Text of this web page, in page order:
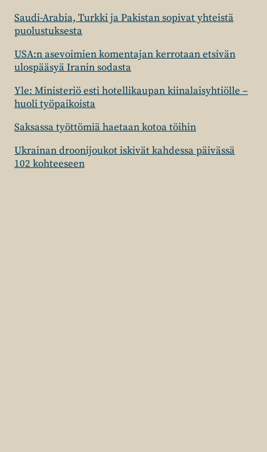
Saudi-Arabia, Turkki ja Pakistan sopivat yhteistä
puolustuksesta
USA:n asevoimien komentajan kerrotaan etsivän
ulospääsyä Iranin sodasta
Yle: Ministeriö esti hotellikaupan kiinalaisyhtiölle –
huoli työpaikoista
Saksassa työttömiä haetaan kotoa töihin
Ukrainan droonijoukot iskivät kahdessa päivässä
102 kohteeseen